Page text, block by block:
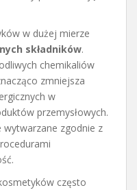
w dużej mierze
składników.
chemikaliów
zmniejsza
w
przemysłowych.
wytwarzane zgodnie z
często